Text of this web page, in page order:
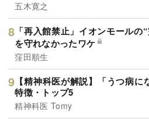
五木寛之
「再入館禁止」イオンモール
を守れなかったワケ
窪田順生
【精神科医が解説】「うつ病
特徴・トップ5
精神科医 Tomy